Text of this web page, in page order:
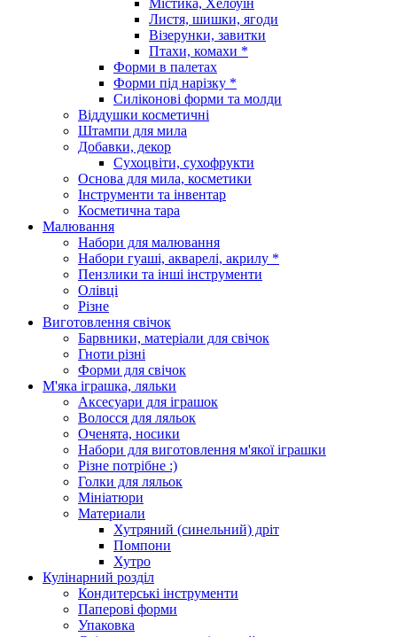
Листя, шишки, ягоди
Візерунки, завитки
Птахи, комахи *
Форми в палетах
Форми під нарізку *
Силіконові форми та молди
Віддушки косметичні
Штампи для мила
Добавки, декор
Сухоцвіти, сухофрукти
Основа для мила, косметики
Інструменти та інвентар
Косметична тара
Малювання
Набори для малювання
Набори гуаші, акварелі, акрилу *
Пензлики та інші інструменти
Олівці
Різне
Виготовлення свічок
Барвники, матеріали для свічок
Гноти різні
Форми для свічок
М'яка іграшка, ляльки
Аксесуари для іграшок
Волосся для ляльок
Оченята, носики
Набори для виготовлення м'якої іграшки
Різне потрібне :)
Голки для ляльок
Мініатюри
Материали
Хутряний (синельний) дріт
Помпони
Хутро
Кулінарний розділ
Кондитерські інструменти
Паперові форми
Упаковка